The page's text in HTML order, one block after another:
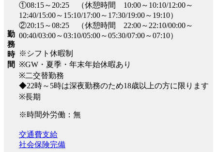
勤
務
時
間
①08:15～20:25 （休憩時間 10:00～10:10/12:00～
12:40/15:00～15:10/17:00～17:30/19:00～19:10）
②20:15～08:25 （休憩時間 22:00～22:10/00:00～
00:40/03:00～03:10/05:00～05:30/07:00～07:10）
※シフト休暇制
※GW・夏季・年末年始休暇あり
※二交替勤務
◆22時～5時は深夜勤務のため18歳以上の方に限ります
※長期
※時間外労働：無
交通費支給
社会保険完備